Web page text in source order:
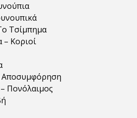
Τσίμπημα
– Κοριοί
Αποσυμφόρηση
Πονόλαιμος